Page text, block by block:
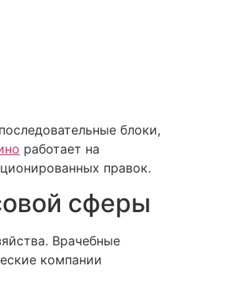
блоки,
работает на
правок.
сферы
Врачебные
компании